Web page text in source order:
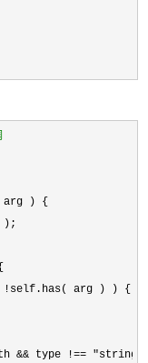
) {
);
!self.has( arg ) ) {
&& type !==